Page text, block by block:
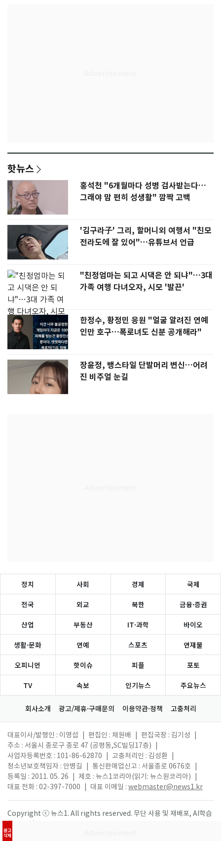
핫뉴스
홍석천 "6개월마다 성병 검사받는다…
그래야 맘 편히 성생활" 깜짝 고백
'김구라子' 그리, 할머니외 여행서 "친모
전라도에 잘 있어"…유튜브서 언급
"친정엄마는 되고 시댁은 안 되냐"…3대
가족 여행 다녀오자, 시모 '발끈'
한정수, 황정민 응원 "얼굴 알려진 연예
인만 호구…폭로녀도 신분 공개해라"
장윤정, 뱅스타일 단발머리 변신…어려
진 비주얼 눈길
광고
삭제
정치 사회 경제 국제
전국 외교 북한 금융·증권
산업 부동산 IT·과학 바이오
생활·문화 연예 스포츠 연재물
오피니언 핫이슈 피플 포토
TV 속보 인기뉴스 주요뉴스
회사소개 광고/제휴·구매문의 이용약관·정책 고충처리
대표이사/발행인 : 이영섭 편집인 : 채원배 편집국장 : 김기성
주소 : 서울시 종로구 종로 47 (공평동,SC빌딩17층)
사업자등록번호 : 101-86-62870
고충처리인 : 김성환
청소년보호책임자 : 안병길
통신판매업신고 : 서울종로 0676호
등록일 : 2011. 05. 26
제호 : 뉴스1코리아(읽기: 뉴스원코리아)
대표 전화 : 02-397-7000
대표 이메일 : webmaster@news1.kr
Copyright ⓒ 뉴스1. All rights reserved. 무단 사용 및 재배포, AI학습
활용 금지.